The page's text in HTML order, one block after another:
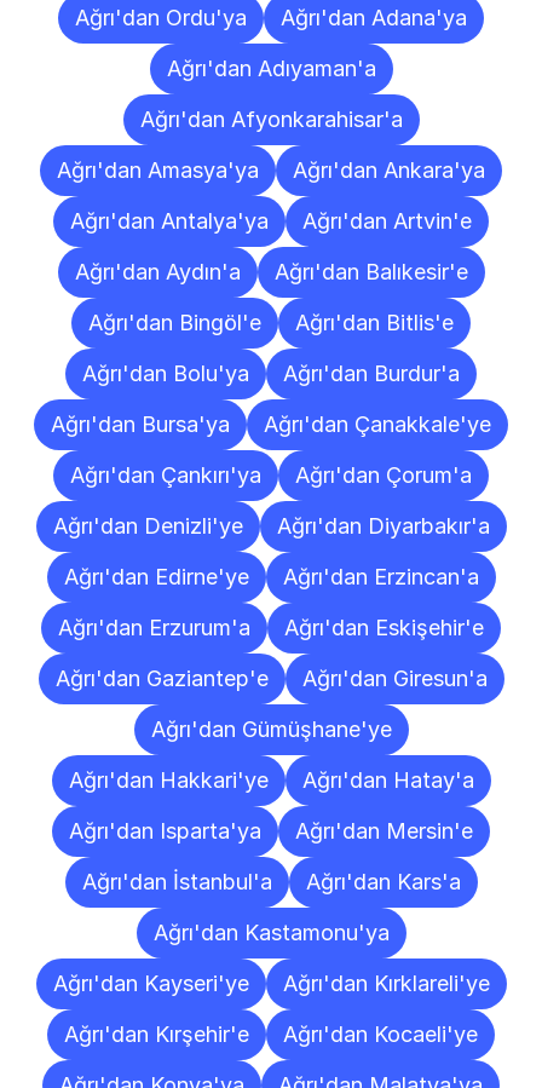
Ağrı'dan Ordu'ya
Ağrı'dan Adana'ya
Ağrı'dan Adıyaman'a
Ağrı'dan Afyonkarahisar'a
Ağrı'dan Amasya'ya
Ağrı'dan Ankara'ya
Ağrı'dan Antalya'ya
Ağrı'dan Artvin'e
Ağrı'dan Aydın'a
Ağrı'dan Balıkesir'e
Ağrı'dan Bingöl'e
Ağrı'dan Bitlis'e
Ağrı'dan Bolu'ya
Ağrı'dan Burdur'a
Ağrı'dan Bursa'ya
Ağrı'dan Çanakkale'ye
Ağrı'dan Çankırı'ya
Ağrı'dan Çorum'a
Ağrı'dan Denizli'ye
Ağrı'dan Diyarbakır'a
Ağrı'dan Edirne'ye
Ağrı'dan Erzincan'a
Ağrı'dan Erzurum'a
Ağrı'dan Eskişehir'e
Ağrı'dan Gaziantep'e
Ağrı'dan Giresun'a
Ağrı'dan Gümüşhane'ye
Ağrı'dan Hakkari'ye
Ağrı'dan Hatay'a
Ağrı'dan Isparta'ya
Ağrı'dan Mersin'e
Ağrı'dan İstanbul'a
Ağrı'dan Kars'a
Ağrı'dan Kastamonu'ya
Ağrı'dan Kayseri'ye
Ağrı'dan Kırklareli'ye
Ağrı'dan Kırşehir'e
Ağrı'dan Kocaeli'ye